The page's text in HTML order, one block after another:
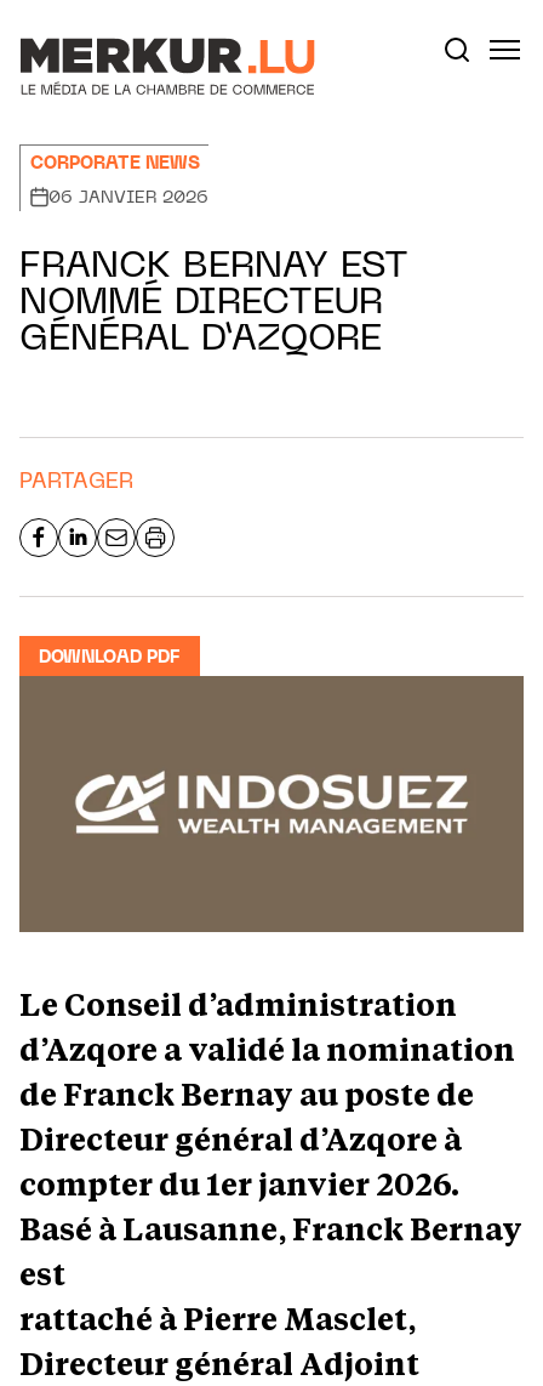
CORPORATE NEWS
06 JANVIER 2026
FRANCK BERNAY EST
NOMMÉ DIRECTEUR
GÉNÉRAL D’AZQORE
PARTAGER
DOWNLOAD PDF
Le Conseil d’administration
d’Azqore a validé la nomination
de Franck Bernay au poste de
Directeur général d’Azqore à
compter du 1er janvier 2026.
Basé à Lausanne, Franck Bernay
est
rattaché à Pierre Masclet,
Directeur général Adjoint